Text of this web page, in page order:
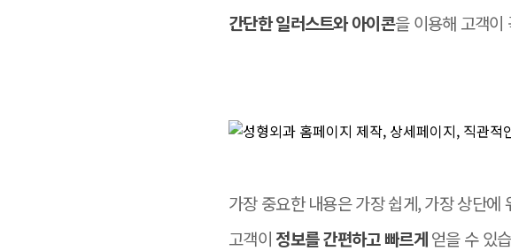
간단한 일러스트와 아이콘을 이용해 고객이
가장 중요한 내용은 가장 쉽게, 가장 상단에
고객이 정보를 간편하고 빠르게얻을 수 있